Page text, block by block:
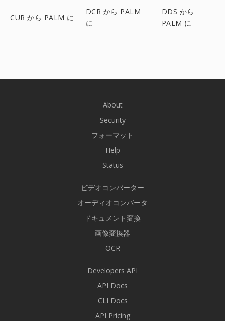
CUR から PALM に
DCR から PALM
に
DDS から
PALM に
About
Security
フォーマット
Help
Status
ビデオコンバーター
オーディオコンバータ
ドキュメント変換
画像変換器
OCR
Developers API
API Docs
CLI Docs
API Pricing